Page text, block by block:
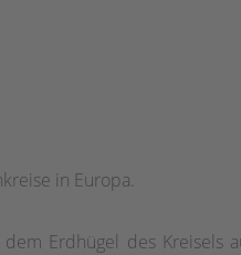
in Europa.
Erdhügel des